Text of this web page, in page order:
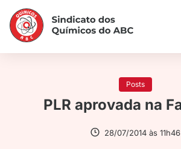
Posts
PLR aprovada na
28/07/2014 às 11h46